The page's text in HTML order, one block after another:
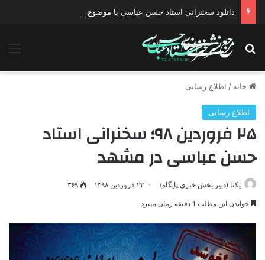
دانلود سخنرانی استاد حسن عباسی با موضوع چهار انتخاب ۱۴۰۰
جستجو برای
خانه / اطلاع رسانی
اطلاع رسانی
۲۵ فروردین ۹۸؛ سخنرانی استاد
حسن عباسی در مشهد
یکتا (دبیر بخش خبری پایگاه) ۲۲ فروردین ۱۳۹۸ ۳۶۹
خواندن این مطلب 1 دقیقه زمان میبرد